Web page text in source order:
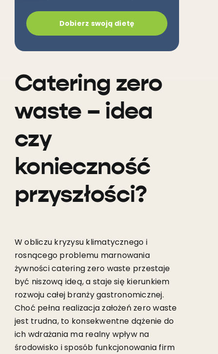
Dobierz swoją dietę
Catering zero
waste – idea
czy
konieczność
przyszłości?
W obliczu kryzysu klimatycznego i
rosnącego problemu marnowania
żywności catering zero waste przestaje
być niszową ideą, a staje się kierunkiem
rozwoju całej branży gastronomicznej.
Choć pełna realizacja założeń zero waste
jest trudna, to konsekwentne dążenie do
ich wdrażania ma realny wpływ na
środowisko i sposób funkcjonowania firm